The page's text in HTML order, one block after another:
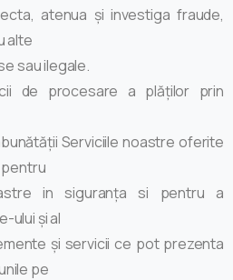
atenua și investiga fraude,
alte
sau ilegale.
de procesare a plăților prin
Serviciile noastre oferite
pentru
in siguranța si pentru a
ului și al
și servicii ce pot prezenta
pe